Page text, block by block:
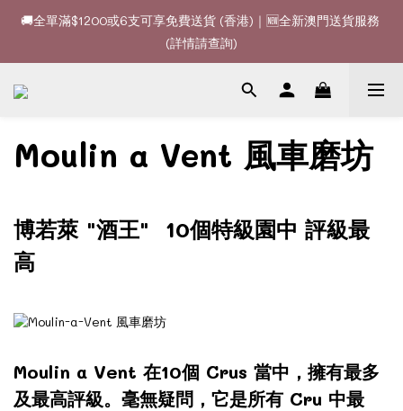
🚚全單滿$1200或6支可享免費送貨 (香港)｜🆕全新澳門送貨服務
(詳情請查詢)
🚚全單滿$1200或6支可享免費送貨 (香港)｜🆕全新澳門送貨服務
(詳情請查詢)
🍷酒款、優惠經常更新，請時刻追蹤我地😊｜🤵👰Wine Couple
你的最佳婚宴酒酒商
🚚全單滿$1200或6支可享免費送貨 (香港)｜🆕全新澳門送貨服務
(詳情請查詢)
Moulin a Vent 風車磨坊
博若萊 "酒王" 10個特級園中 評級最
高
Moulin a Vent 在10個 Crus 當中，擁有最多
及最高評級。毫無疑問，它是所有 Cru 中最